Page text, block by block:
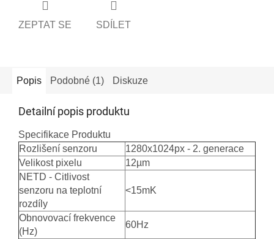
ZEPTAT SE SDÍLET
Popis Podobné (1) Diskuze
Detailní popis produktu
Specifikace Produktu
Rozlišení senzoru
1280x1024px - 2. generace
Velikost pixelu
12µm
NETD - Citlivost
senzoru na teplotní
rozdíly
<15mK
Obnovovací frekvence
(Hz)
60Hz